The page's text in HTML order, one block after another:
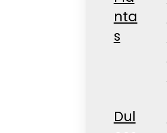
nta
s
Dul